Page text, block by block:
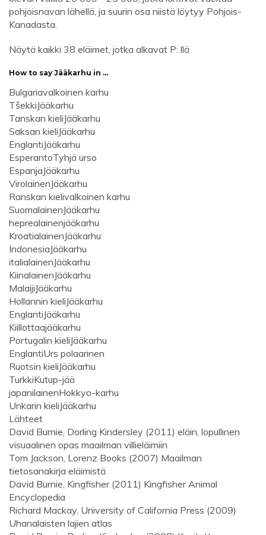
pohjoisnavan lähellä, ja suurin osa niistä löytyy Pohjois-
Kanadasta.
Näytä kaikki 38 eläimet, jotka alkavat P: llä
How to say Jääkarhu in ...
Bulgariavalkoinen karhu
TšekkiJääkarhu
Tanskan kieliJääkarhu
Saksan kieliJääkarhu
EnglantiJääkarhu
EsperantoTyhjä urso
EspanjaJääkarhu
VirolainenJääkarhu
Ranskan kielivalkoinen karhu
SuomalainenJääkarhu
heprealainenjääkarhu
KroatialainenJääkarhu
IndonesiaJääkarhu
italialainenJääkarhu
KiinalainenJääkarhu
MalaijiJääkarhu
Hollannin kieliJääkarhu
EnglantiJääkarhu
Kiillottaajääkarhu
Portugalin kieliJääkarhu
EnglantiUrs polaarinen
Ruotsin kieliJääkarhu
TurkkiKutup-jää
japanilainenHokkyo-karhu
Unkarin kieliJääkarhu
Lähteet
David Burnie, Dorling Kindersley (2011) eläin, lopullinen
visuaalinen opas maailman villieläimiin
Tom Jackson, Lorenz Books (2007) Maailman
tietosanakirja eläimistä
David Burnie, Kingfisher (2011) Kingfisher Animal
Encyclopedia
Richard Mackay, University of California Press (2009)
Uhanalaisten lajien atlas